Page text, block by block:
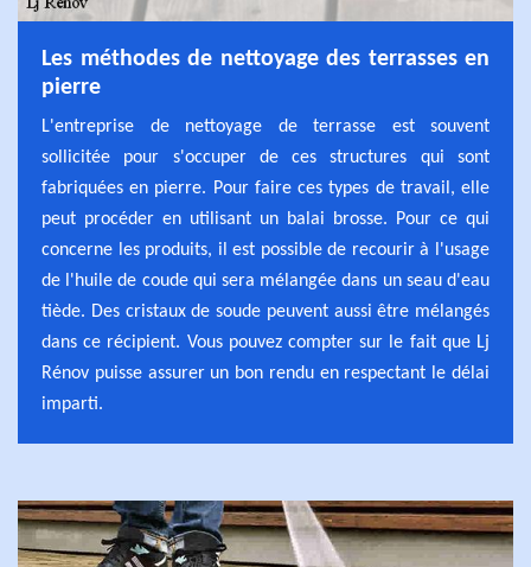
Les méthodes de nettoyage des terrasses en
pierre
L'entreprise de nettoyage de terrasse est souvent
sollicitée pour s'occuper de ces structures qui sont
fabriquées en pierre. Pour faire ces types de travail, elle
peut procéder en utilisant un balai brosse. Pour ce qui
concerne les produits, il est possible de recourir à l'usage
de l'huile de coude qui sera mélangée dans un seau d'eau
tiède. Des cristaux de soude peuvent aussi être mélangés
dans ce récipient. Vous pouvez compter sur le fait que Lj
Rénov puisse assurer un bon rendu en respectant le délai
imparti.